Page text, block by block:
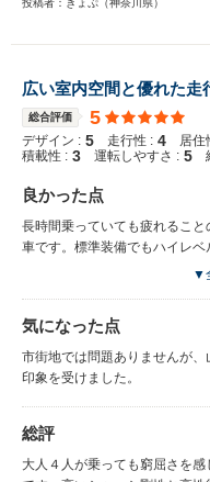
広い室内空間と優れた走
総合評価 5
デザイン : 5 走行性 : 4 居住
積載性 : 3 運転しやすさ : 5
良かった点
長時間乗っていても疲れるこ
車です。標準装備でもハイレベ
▼
気になった点
市街地では問題ありませんが
印象を受けました。
総評
大人４人が乗っても窮屈さを